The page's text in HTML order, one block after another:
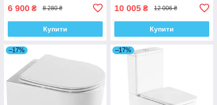
6 900 ₴ 8 280 ₴
Купити
10 005 ₴ 12 006 ₴
Купити
–17% –17%